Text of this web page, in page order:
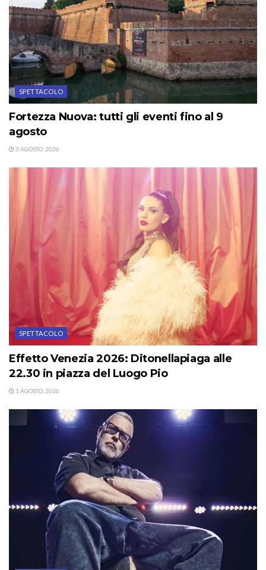
SPETTACOLO
Fortezza Nuova: tutti gli eventi fino al 9
agosto
3 AGOSTO, 2026
SPETTACOLO
Effetto Venezia 2026: Ditonellapiaga alle
22.30 in piazza del Luogo Pio
1 AGOSTO, 2026